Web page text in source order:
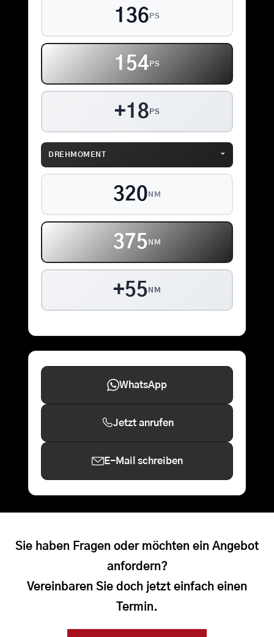
136 PS
154 PS
+18 PS
DREHMOMENT ⌄
320 NM
375 NM
+55 NM
WhatsApp
Jetzt anrufen
E-Mail schreiben
Sie haben Fragen oder möchten ein Angebot
anfordern?
Vereinbaren Sie doch jetzt einfach einen
Termin.